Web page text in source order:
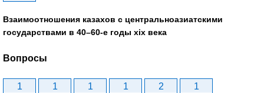
Взаимоотношения казахов с центральноазиатскими
государствами в 40–60-е годы xix века
Вопросы
1 1 1 1 2 1